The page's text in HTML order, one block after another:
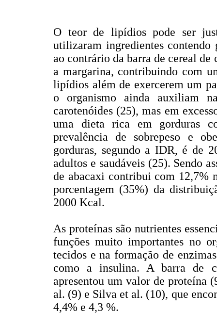
O teor de lipídios pode ser
utilizaram ingredientes contendo
ao contrário da barra de cereal de
a margarina, contribuindo com
lipídios além de exercerem um
o organismo ainda auxiliam
carotenóides (25), mas em
uma dieta rica em gorduras
prevalência de sobrepeso e
gorduras, segundo a IDR, é de
adultos e saudáveis (25). Sendo
de abacaxi contribui com 12,7%
porcentagem (35%) da
2000 Kcal.
As proteínas são nutrientes
funções muito importantes no
tecidos e na formação de
como a insulina. A barra de
apresentou um valor de proteína
al. (9) e Silva et al. (10), que
4,4% e 4,3 %.